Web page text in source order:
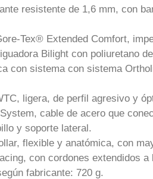
resistente de 1,6 mm, con
Tex® Extended Comfort,
Bilight con poliuretano
con sistema con sistema
ligera, de perfil agresivo y
cable de acero que
y soporte lateral.
flexible y anatómica, con
con cordones extendidos
fabricante: 720 g.